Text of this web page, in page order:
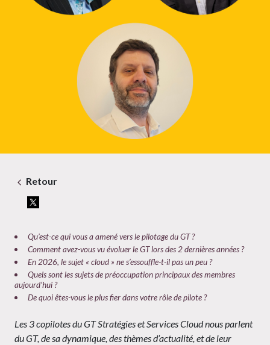
Retour
Qu’est-ce qui vous a amené vers le pilotage du GT ?
Comment avez-vous vu évoluer le GT lors des 2 dernières années ?
En 2026, le sujet « cloud » ne s’essouffle-t-il pas un peu ?
Quels sont les sujets de préoccupation principaux des membres
aujourd’hui ?
De quoi êtes-vous le plus fier dans votre rôle de pilote ?
Les 3 copilotes du GT Stratégies et Services Cloud nous parlent
du GT, de sa dynamique, des thèmes d’actualité, et de leur